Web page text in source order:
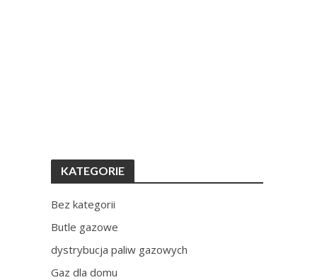
KATEGORIE
Bez kategorii
Butle gazowe
dystrybucja paliw gazowych
Gaz dla domu